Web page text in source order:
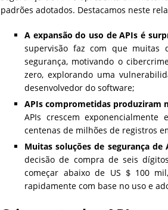
padrões adotados. Destacamos neste
A expansão do uso de APIs é
supervisão faz com que muitas
segurança, motivando o
zero, explorando uma
desenvolvedor do software;
APIs comprometidas produziram
APIs crescem
centenas de milhões de registros
Muitas soluções de segurança de
decisão de compra de seis
começar abaixo de US＄100
rapidamente com base no uso e